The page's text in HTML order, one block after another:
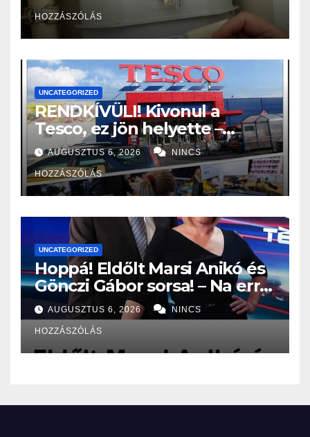
HOZZÁSZÓLÁS
UNCATEGORIZED
RENDKÍVÜLI! Kivonul a
Tesco, ez jön helyette –
Hatalmas a felháborodás az
országban:
AUGUSZTUS 6, 2026 NINCS
HOZZÁSZÓLÁS
UNCATEGORIZED
Hoppá! Eldőlt Marsi Anikó és
Gönczi Gábor sorsa! – Na erre
senki, de tényleg senki nem
volt felkészülve: – EZ vár
rájuk:
AUGUSZTUS 6, 2026 NINCS
HOZZÁSZÓLÁS